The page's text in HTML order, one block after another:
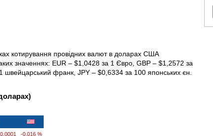
котирування провідних валют в доларах США
значеннях: EUR – $1,0428 за 1 Євро, GBP – $1,2572 за
швейцарський франк, JPY – $0,6334 за 100 японських єн.
-0.016 %